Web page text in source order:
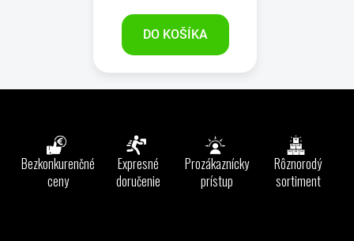
DO KOŠÍKA
Bezkonkurenčné
ceny
Expresné
doručenie
Prozákaznícky
prístup
Rôznorodý
sortiment